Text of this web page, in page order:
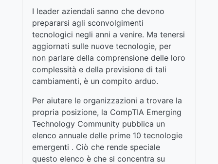
I leader aziendali sanno che devono
prepararsi agli sconvolgimenti
tecnologici negli anni a venire. Ma tenersi
aggiornati sulle nuove tecnologie, per
non parlare della comprensione delle loro
complessità e della previsione di tali
cambiamenti, è un compito arduo.
Per aiutare le organizzazioni a trovare la
propria posizione, la CompTIA Emerging
Technology Community pubblica un
elenco annuale delle prime 10 tecnologie
emergenti . Ciò che rende speciale
questo elenco è che si concentra su